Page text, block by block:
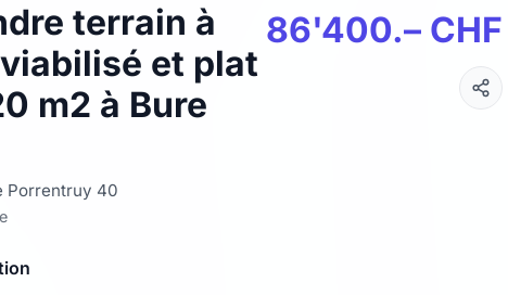
terrain à
et plat
m2 à Bure
86'400.– CHF
Porrentruy 40